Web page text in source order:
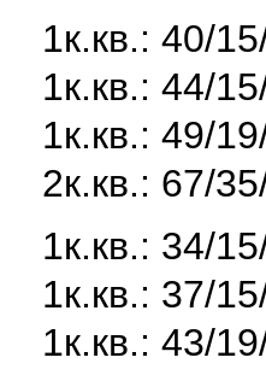
1к.кв.: 40/
1к.кв.: 44/
1к.кв.: 49/
2к.кв.: 67/
1к.кв.: 34/
1к.кв.: 37/
1к.кв.: 43/